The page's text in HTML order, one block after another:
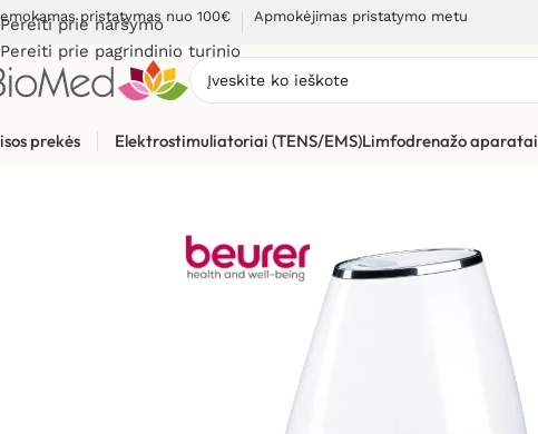
Pereiti prie naršymo
Pereiti prie pagrindinio turinio
pristatymas nuo 100€ Apmokėjimas pristatymo metu
prekės Elektrostimuliatoriai (TENS/EMS)Limfodrenažo aparatai
Sveikiems namams